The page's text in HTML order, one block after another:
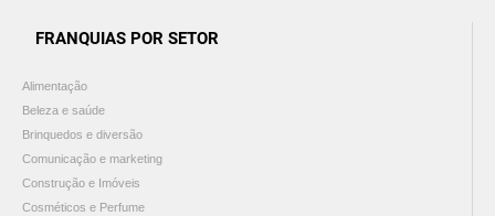
FRANQUIAS POR SETOR
Alimentação
Beleza e saúde
Brinquedos e diversão
Comunicação e marketing
Construção e Imóveis
Cosméticos e Perfume